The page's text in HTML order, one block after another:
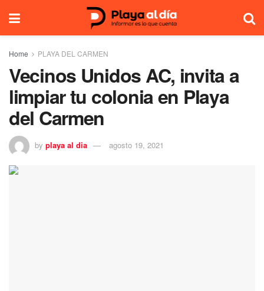
Home PLAYA DEL CARMEN
Vecinos Unidos AC, invita a
limpiar tu colonia en Playa
del Carmen
by playa al dia agosto 19, 2021